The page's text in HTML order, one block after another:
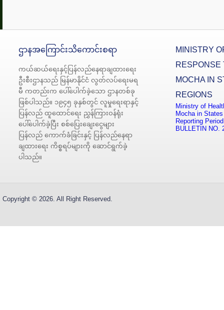
ဌာနအကြောင်းသိကောင်းစရာ
ကယ်ဆယ်ရေးနှင့်ပြန်လည်နေရာချထားရေး
ဦးစီးဌာနသည် မြန်မာနိုင်ငံ လွတ်လပ်ရေးမရ
မီ ကတည်းက ပေါ်ပေါက်ခဲ့သော ဌာနတစ်ခု
ဖြစ်ပါသည်။ ၁၉၄၅ ခုနှစ်တွင် လူမှုရေးရာနှင့်
ပြန်လည် ထူထောင်ရေး ညွှန်ကြားဝန်ရုံး
ပေါ်ပေါက်ခဲ့ပြီး စစ်ပြေးချေးငွေများ
ပြန်လည် ကောက်ခံခြင်းနှင့် ပြန်လည်နေရာ
ချထားရေး ကိစ္စရပ်များကို ဆောင်ရွက်ခဲ့
ပါသည်။
MINISTRY
RESPONSE
MOCHA IN
REGIONS
Ministry of
Mocha in
Reporting
BULLETIN NO.
Copyright © 2026. All Right Reserved.